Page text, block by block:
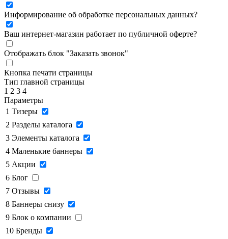
Информирование об обработке персональных данных?
Ваш интернет-магазин работает по публичной оферте?
Отображать блок "Заказать звонок"
Кнопка печати страницы
Тип главной страницы
1 2 3 4
Параметры
1 Тизеры
2 Разделы каталога
3 Элементы каталога
4 Маленькие баннеры
5 Акции
6 Блог
7 Отзывы
8 Баннеры снизу
9 Блок о компании
10 Бренды